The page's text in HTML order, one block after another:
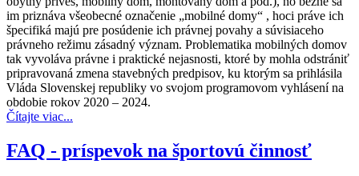
im priznáva všeobecné označenie „mobilné domy“ , hoci práve ich
špecifiká majú pre posúdenie ich právnej povahy a súvisiaceho
právneho režimu zásadný význam. Problematika mobilných domov
tak vyvoláva právne i praktické nejasnosti, ktoré by mohla odstrániť
pripravovaná zmena stavebných predpisov, ku ktorým sa prihlásila
Vláda Slovenskej republiky vo svojom programovom vyhlásení na
obdobie rokov 2020 – 2024.
Čítajte viac...
FAQ - príspevok na športovú činnosť